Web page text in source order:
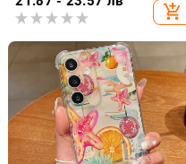
add_shopping_cart